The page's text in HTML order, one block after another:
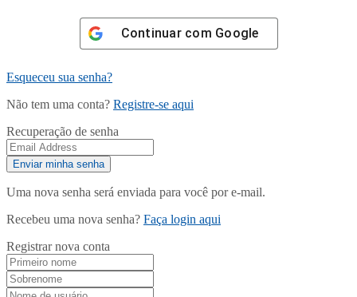
Continuar com Google
Esqueceu sua senha?
Não tem uma conta? Registre-se aqui
Recuperação de senha
Uma nova senha será enviada para você por e-mail.
Recebeu uma nova senha? Faça login aqui
Registrar nova conta